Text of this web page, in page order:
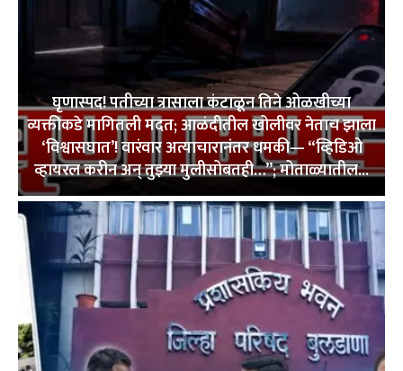
घृणास्पद! पतीच्या त्रासाला कंटाळून तिने ओळखीच्या
व्यक्तीकडे मागितली मदत; आळंदीतील खोलीवर नेताच झाला
‘विश्वासघात’! वारंवार अत्याचारानंतर धमकी— “व्हिडिओ
व्हायरल करीन अन् तुझ्या मुलीसोबतही…”; मोताळ्यातील...